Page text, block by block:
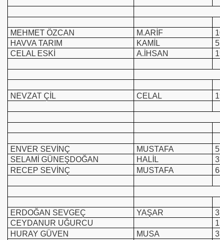
MEHMET ÖZCAN M.ARİF
HAVVA TARIM
KAMİL
CELAL ESKİ
A.İHSAN
NEVZAT ÇİL CELAL
ENVER SEVİNÇ MUSTAFA
SELAMİ GÜNEŞDOĞAN
HALİL
RECEP SEVİNÇ
MUSTAFA
ERDOĞAN SEVGEÇ YAŞAR
CEYDANUR UĞURCU
1
HURAY GÜVEN
MUSA